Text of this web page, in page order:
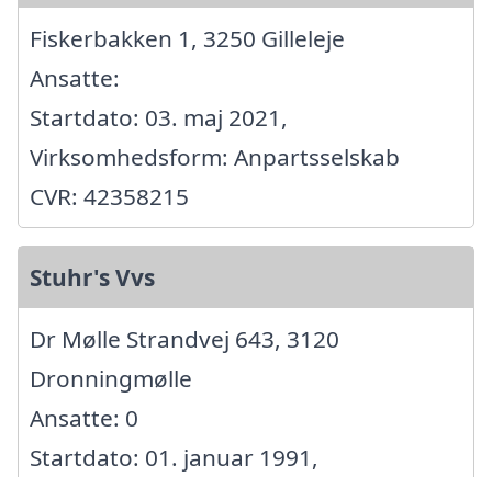
Fiskerbakken 1, 3250 Gilleleje
Ansatte:
Startdato: 03. maj 2021,
Virksomhedsform: Anpartsselskab
CVR: 42358215
Stuhr's Vvs
Dr Mølle Strandvej 643, 3120
Dronningmølle
Ansatte: 0
Startdato: 01. januar 1991,